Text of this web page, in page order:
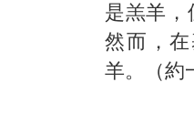
是羔羊，
然而，
羊。（約